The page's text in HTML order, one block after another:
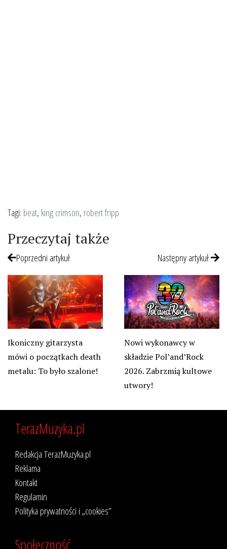
Tagi: beat, king crimson, robert fripp
Przeczytaj także
Poprzedni artykuł
Ikoniczny gitarzysta
mówi o początkach death
metalu: To było szalone!
Następny artykuł
Nowi wykonawcy w
składzie Pol’and’Rock
2026. Zabrzmią kultowe
utwory!
TerazMuzyka.pl
Redakcja TerazMuzyka.pl
Reklama
Kontakt
Regulamin
Polityka prywatności i „cookies”
Społeczność